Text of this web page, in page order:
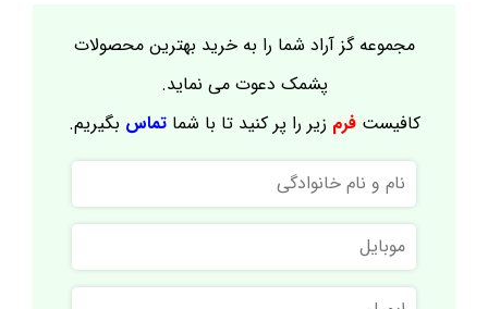
مجموعه گز آراد شما را به خرید بهترین محصولات
پشمک دعوت می نماید.
کافیستفرم زیر را پر کنید تا با شماتماس بگیریم.
نام
و
نام
خانوادگی
موبایل
ایمیل